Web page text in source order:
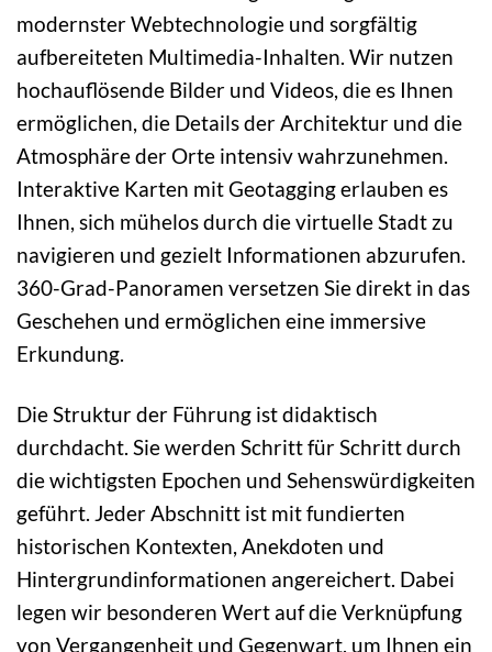
modernster Webtechnologie und sorgfältig
aufbereiteten Multimedia-Inhalten. Wir nutzen
hochauflösende Bilder und Videos, die es Ihnen
ermöglichen, die Details der Architektur und die
Atmosphäre der Orte intensiv wahrzunehmen.
Interaktive Karten mit Geotagging erlauben es
Ihnen, sich mühelos durch die virtuelle Stadt zu
navigieren und gezielt Informationen abzurufen.
360-Grad-Panoramen versetzen Sie direkt in das
Geschehen und ermöglichen eine immersive
Erkundung.
Die Struktur der Führung ist didaktisch
durchdacht. Sie werden Schritt für Schritt durch
die wichtigsten Epochen und Sehenswürdigkeiten
geführt. Jeder Abschnitt ist mit fundierten
historischen Kontexten, Anekdoten und
Hintergrundinformationen angereichert. Dabei
legen wir besonderen Wert auf die Verknüpfung
von Vergangenheit und Gegenwart, um Ihnen ein